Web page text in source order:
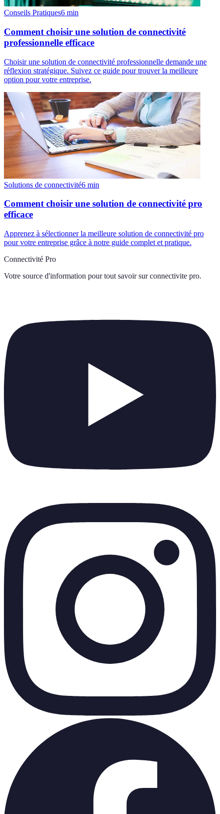
Conseils Pratiques6 min
Comment choisir une solution de connectivité
professionnelle efficace
Choisir une solution de connectivité professionnelle demande une
réflexion stratégique. Suivez ce guide pour trouver la meilleure
option pour votre entreprise.
Solutions de connectivité6 min
Comment choisir une solution de connectivité pro
efficace
Apprenez à sélectionner la meilleure solution de connectivité pro
pour votre entreprise grâce à notre guide complet et pratique.
Connectivité Pro
Votre source d'information pour tout savoir sur connectivite pro.